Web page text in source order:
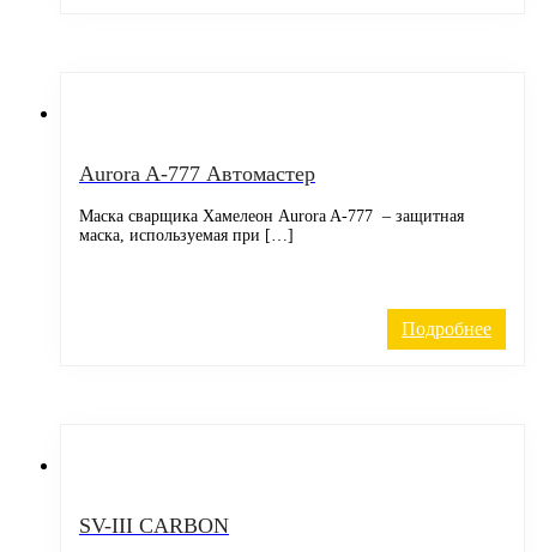
Aurora A-777 Автомастер
Маска сварщика Хамелеон Aurora A-777 – защитная
маска, используемая при […]
Подробнее
SV-III CARBON